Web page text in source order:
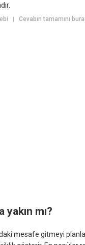
|Cevabın tamamını
mı?
mesafe gitmeyi